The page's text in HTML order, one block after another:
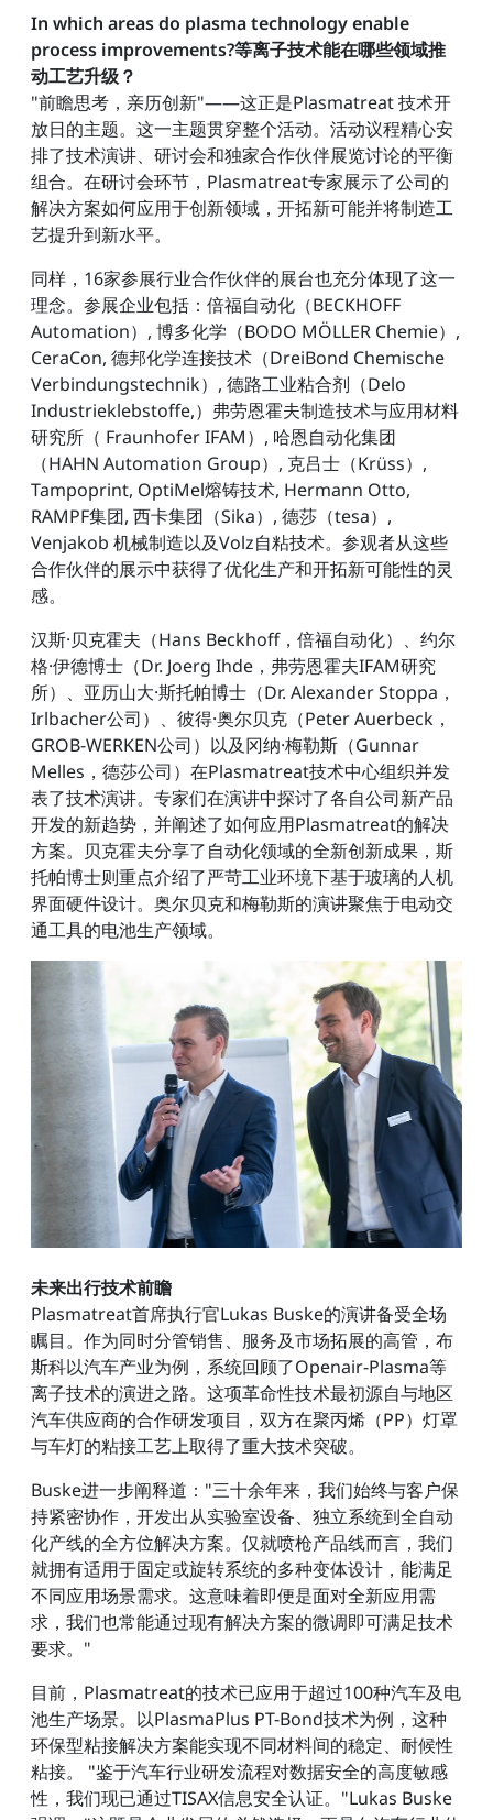
In which areas do plasma technology enable
process improvements?等离子技术能在哪些领域推
动工艺升级？
"前瞻思考，亲历创新"——这正是Plasmatreat 技术开
放日的主题。这一主题贯穿整个活动。活动议程精心安
排了技术演讲、研讨会和独家合作伙伴展览讨论的平衡
组合。在研讨会环节，Plasmatreat专家展示了公司的
解决方案如何应用于创新领域，开拓新可能并将制造工
艺提升到新水平。
同样，16家参展行业合作伙伴的展台也充分体现了这一
理念。参展企业包括：倍福自动化（BECKHOFF
Automation）, 博多化学（BODO MÖLLER Chemie）,
CeraCon, 德邦化学连接技术（DreiBond Chemische
Verbindungstechnik）, 德路工业粘合剂（Delo
Industrieklebstoffe,）弗劳恩霍夫制造技术与应用材料
研究所（ Fraunhofer IFAM）, 哈恩自动化集团
（HAHN Automation Group）, 克吕士（Krüss）,
Tampoprint, OptiMel熔铸技术, Hermann Otto,
RAMPF集团, 西卡集团（Sika）, 德莎（tesa）,
Venjakob 机械制造以及Volz自粘技术。参观者从这些
合作伙伴的展示中获得了优化生产和开拓新可能性的灵
感。
汉斯·贝克霍夫（Hans Beckhoff，倍福自动化）、约尔
格·伊德博士（Dr. Joerg Ihde，弗劳恩霍夫IFAM研究
所）、亚历山大·斯托帕博士（Dr. Alexander Stoppa，
Irlbacher公司）、彼得·奥尔贝克（Peter Auerbeck，
GROB-WERKEN公司）以及冈纳·梅勒斯（Gunnar
Melles，德莎公司）在Plasmatreat技术中心组织并发
表了技术演讲。专家们在演讲中探讨了各自公司新产品
开发的新趋势，并阐述了如何应用Plasmatreat的解决
方案。贝克霍夫分享了自动化领域的全新创新成果，斯
托帕博士则重点介绍了严苛工业环境下基于玻璃的人机
界面硬件设计。奥尔贝克和梅勒斯的演讲聚焦于电动交
通工具的电池生产领域。
未来出行技术前瞻
Plasmatreat首席执行官Lukas Buske的演讲备受全场
瞩目。作为同时分管销售、服务及市场拓展的高管，布
斯科以汽车产业为例，系统回顾了Openair-Plasma等
离子技术的演进之路。这项革命性技术最初源自与地区
汽车供应商的合作研发项目，双方在聚丙烯（PP）灯罩
与车灯的粘接工艺上取得了重大技术突破。
Buske进一步阐释道："三十余年来，我们始终与客户保
持紧密协作，开发出从实验室设备、独立系统到全自动
化产线的全方位解决方案。仅就喷枪产品线而言，我们
就拥有适用于固定或旋转系统的多种变体设计，能满足
不同应用场景需求。这意味着即便是面对全新应用需
求，我们也常能通过现有解决方案的微调即可满足技术
要求。"
目前，Plasmatreat的技术已应用于超过100种汽车及电
池生产场景。以PlasmaPlus PT-Bond技术为例，这种
环保型粘接解决方案能实现不同材料间的稳定、耐候性
粘接。 "鉴于汽车行业研发流程对数据安全的高度敏感
性，我们现已通过TISAX信息安全认证。"Lukas Buske